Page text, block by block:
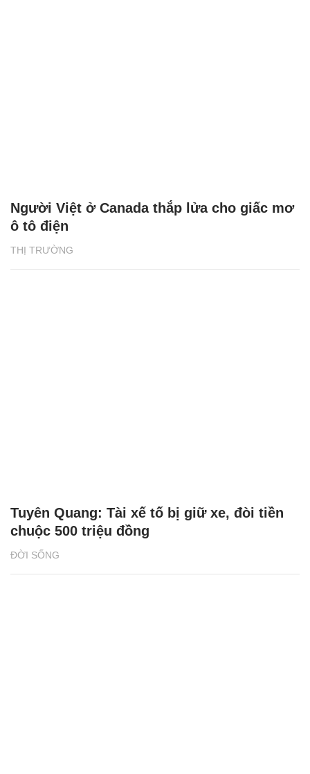
THỊ TRƯỜNG
Người Việt ở Canada thắp lửa cho giấc mơ
ô tô điện
ĐỜI SỐNG
Tuyên Quang: Tài xế tố bị giữ xe, đòi tiền
chuộc 500 triệu đồng